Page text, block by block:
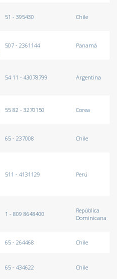
51 - 395430 Chile
507 - 2361144 Panamá
54 11 - 43078799 Argentina
55 82 - 3270150 Corea
65 - 237008 Chile
511 - 4131129 Perú
1 - 809 8648400
República
Dominicana
65 - 264468 Chile
65 - 434622 Chile